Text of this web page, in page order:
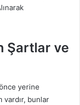
Şartlar ve
yerine
bunlar